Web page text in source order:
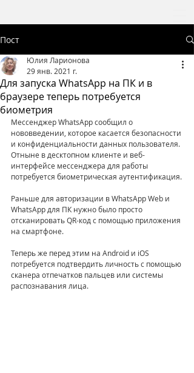
Пост
Для запуска WhatsApp на ПК и в
браузере теперь потребуется
биометрия
Юлия Ларионова
29 янв. 2021 г.
Мессенджер WhatsApp сообщил о
нововведении, которое касается безопасности
и конфиденциальности данных пользователя.
Отныне в десктопном клиенте и веб-
интерфейсе мессенджера для работы
потребуется биометрическая аутентификация.
Раньше для авторизации в WhatsApp Web и
WhatsApp для ПК нужно было просто
отсканировать QR-код с помощью приложения
на смартфоне.
Теперь же перед этим на Android и iOS
потребуется подтвердить личность с помощью
сканера отпечатков пальцев или системы
распознавания лица.